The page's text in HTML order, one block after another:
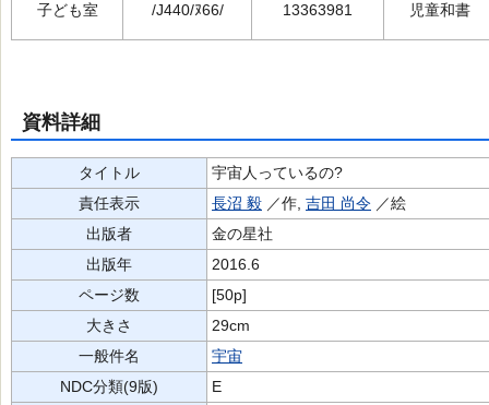
子ども室 /J440/ﾇ66/ 13363981 児童和書
資料詳細
タイトル
宇宙人っているの?
責任表示
長沼 毅 ／作, 吉田 尚令 ／絵
出版者
金の星社
出版年
2016.6
ページ数
[50p]
大きさ
29cm
一般件名
宇宙
NDC分類(9版)
E